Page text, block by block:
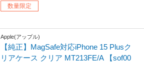
数量限定
Apple(アップル)
【純正】MagSafe対応iPhone 15 Plusク
リアケース クリア MT213FE/A 【sof00